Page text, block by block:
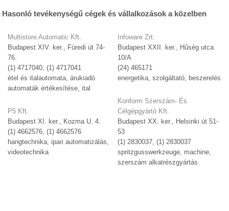
Hasonló tevékenységű cégek és vállalkozások a közelben
Multistore Automatic Kft.
Budapest XIV. ker., Füredi út 74-
76.
(1) 4717040, (1) 4717041
étel és italautomata, árukiadó
automaták értékesítése, ital
P5 Kft.
Budapest XI. ker., Kozma U. 4.
(1) 4662576, (1) 4662576
hangtechnika, ipari automatizálás,
videotechnika
Infoware Zrt.
Budapest XXII. ker., Hűség utca
10/A
(24) 465171
energetika, szolgáltató, beszerelés
Konform Szerszám- És
Célgépgyártó Kft.
Budapest XX. ker., Helsinki út 51-
53
(1) 2830037, (1) 2830037
spritzgusswerkzeuge, machine,
szerszám alkatrészgyártás